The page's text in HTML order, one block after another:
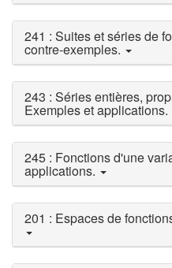
241 : Suites et séries de
contre-exemples.
243 : Séries entières,
Exemples et applications.
245 : Fonctions d'une
applications.
201 : Espaces de